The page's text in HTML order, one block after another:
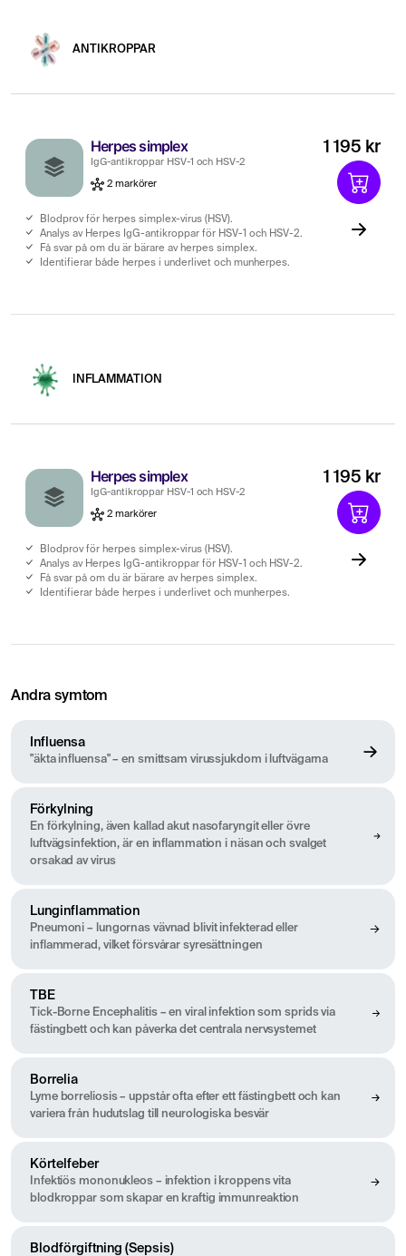
ANTIKROPPAR
Herpes simplex
IgG-antikroppar HSV-1 och HSV-2
2 markörer
Blodprov för herpes simplex-virus (HSV).
Analys av Herpes IgG-antikroppar för HSV-1 och HSV-2.
Få svar på om du är bärare av herpes simplex.
Identifierar både herpes i underlivet och munherpes.
1 195 kr
INFLAMMATION
Herpes simplex
IgG-antikroppar HSV-1 och HSV-2
2 markörer
Blodprov för herpes simplex-virus (HSV).
Analys av Herpes IgG-antikroppar för HSV-1 och HSV-2.
Få svar på om du är bärare av herpes simplex.
Identifierar både herpes i underlivet och munherpes.
1 195 kr
Andra symtom
Influensa
"äkta influensa" – en smittsam virussjukdom i luftvägarna
Förkylning
En förkylning, även kallad akut nasofaryngit eller övre
luftvägsinfektion, är en inflammation i näsan och svalget
orsakad av virus
Lunginflammation
Pneumoni – lungornas vävnad blivit infekterad eller
inflammerad, vilket försvårar syresättningen
TBE
Tick-Borne Encephalitis – en viral infektion som sprids via
fästingbett och kan påverka det centrala nervsystemet
Borrelia
Lyme borreliosis – uppstår ofta efter ett fästingbett och kan
variera från hudutslag till neurologiska besvär
Körtelfeber
Infektiös mononukleos – infektion i kroppens vita
blodkroppar som skapar en kraftig immunreaktion
Blodförgiftning (Sepsis)